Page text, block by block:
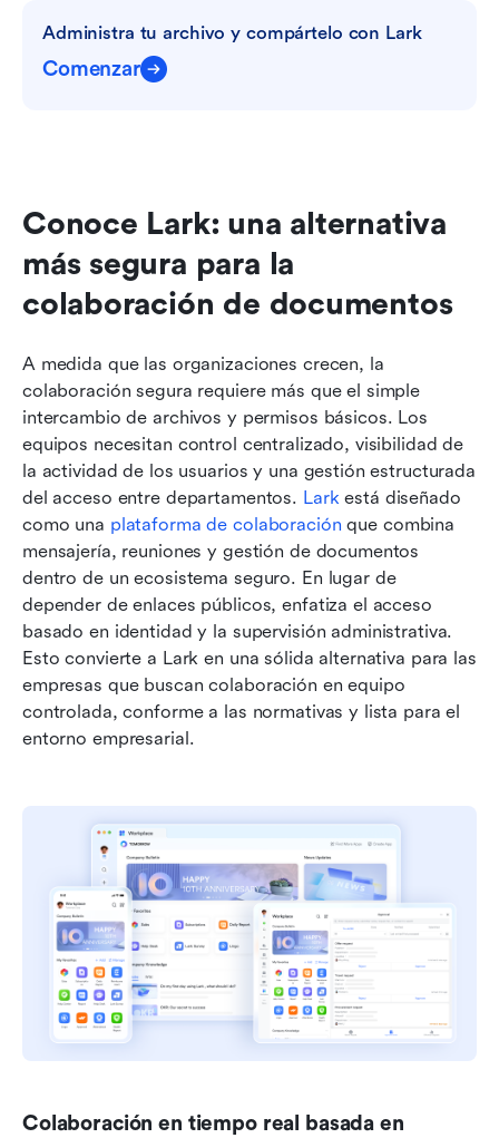
Administra tu archivo y compártelo con Lark
Comenzar
Conoce Lark: una alternativa
más segura para la
colaboración de documentos
A medida que las organizaciones crecen, la
colaboración segura requiere más que el simple
intercambio de archivos y permisos básicos. Los
equipos necesitan control centralizado, visibilidad de
la actividad de los usuarios y una gestión estructurada
del acceso entre departamentos. Lark está diseñado
como una plataforma de colaboración que combina
mensajería, reuniones y gestión de documentos
dentro de un ecosistema seguro. En lugar de
depender de enlaces públicos, enfatiza el acceso
basado en identidad y la supervisión administrativa.
Esto convierte a Lark en una sólida alternativa para las
empresas que buscan colaboración en equipo
controlada, conforme a las normativas y lista para el
entorno empresarial.
Colaboración en tiempo real basada en